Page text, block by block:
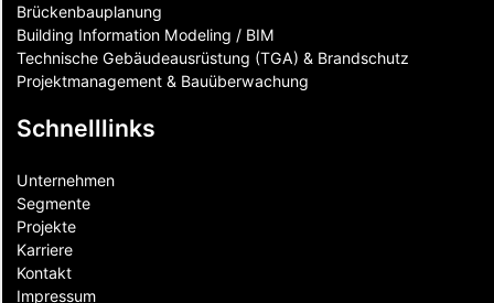
Brückenbauplanung
Building Information Modeling / BIM
Technische Gebäudeausrüstung (TGA) & Brandschutz
Projektmanagement & Bauüberwachung
Schnelllinks
Unternehmen
Segmente
Projekte
Karriere
Kontakt
Impressum